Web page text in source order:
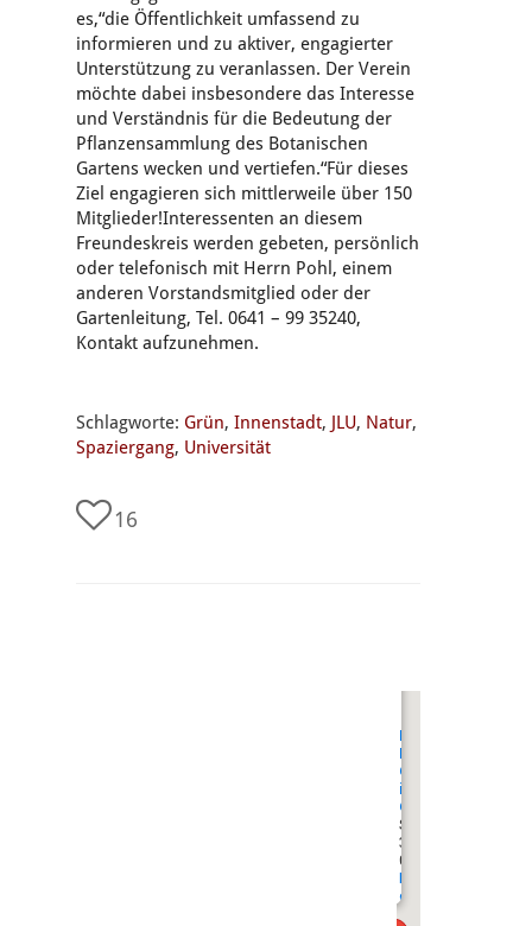
es,“die Öffentlichkeit umfassend zu
informieren und zu aktiver, engagierter
Unterstützung zu veranlassen. Der Verein
möchte dabei insbesondere das Interesse
und Verständnis für die Bedeutung der
Pflanzensammlung des Botanischen
Gartens wecken und vertiefen.“Für dieses
Ziel engagieren sich mittlerweile über 150
Mitglieder!Interessenten an diesem
Freundeskreis werden gebeten, persönlich
oder telefonisch mit Herrn Pohl, einem
anderen Vorstandsmitglied oder der
Gartenleitung, Tel. 0641 – 99 35240,
Kontakt aufzunehmen.
Schlagworte: Grün, Innenstadt, JLU, Natur,
Spaziergang, Universität
16
Der
Botanische
Garten
in
Gießen
Sonnenstraße
35390 Gießen
0641 - 99 35 240
giessen.de